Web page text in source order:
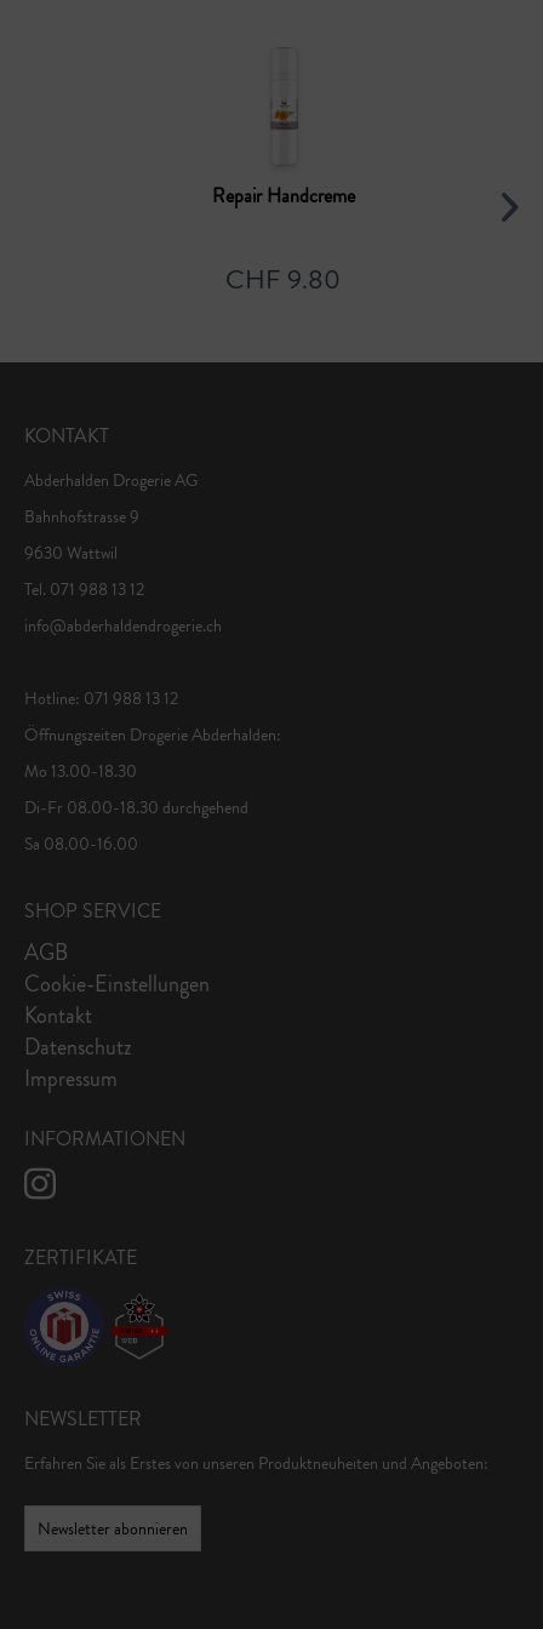
Repair Handcreme
CHF 9.80
KONTAKT
Abderhalden Drogerie AG
Bahnhofstrasse 9
9630 Wattwil
Tel. 071 988 13 12
info@abderhaldendrogerie.ch
Hotline: 071 988 13 12
Öffnungszeiten Drogerie Abderhalden:
Mo 13.00-18.30
Di-Fr 08.00-18.30 durchgehend
Sa 08.00-16.00
SHOP SERVICE
AGB
Cookie-Einstellungen
Kontakt
Datenschutz
Impressum
INFORMATIONEN
ZERTIFIKATE
NEWSLETTER
Erfahren Sie als Erstes von unseren Produktneuheiten und Angeboten:
Newsletter abonnieren